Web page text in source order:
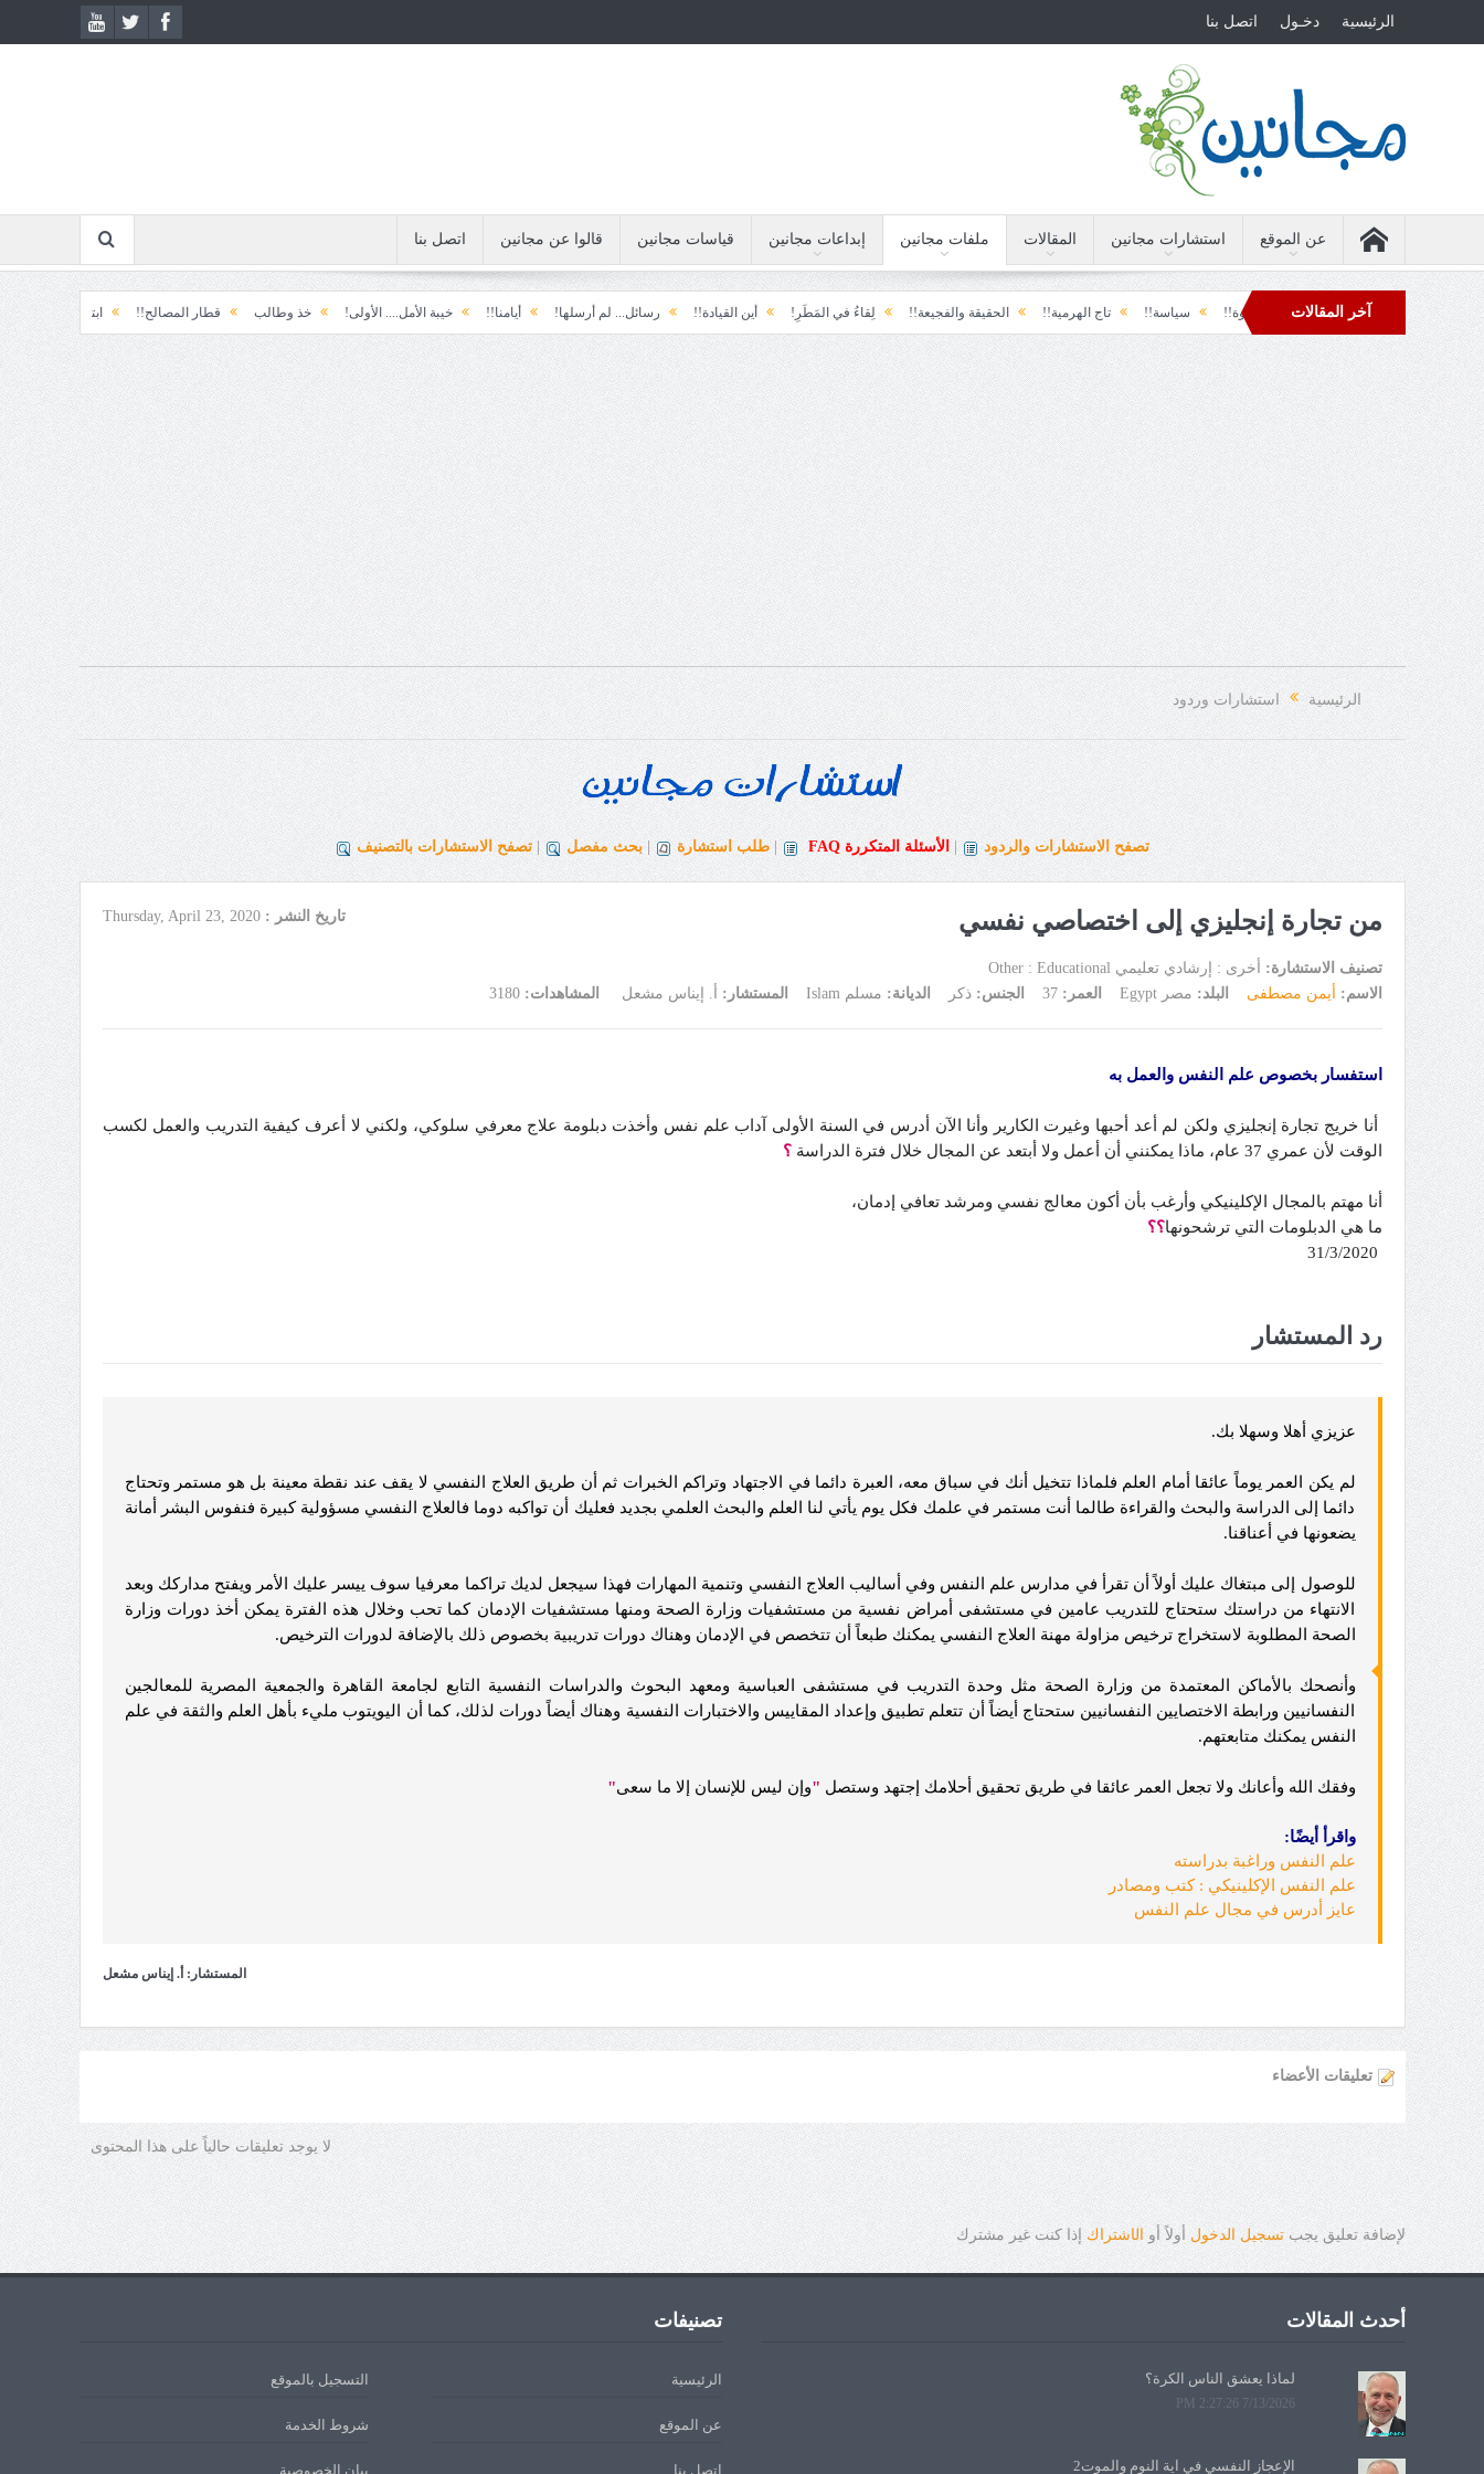
الرئيسية دخـول اتصل بنا
عن الموقع استشارات مجانين المقالات ملفات مجانين إبداعات مجانين قياسات مجانين قالوا عن مجانين اتصل بنا
آخر المقالات والسياسة!! لحظة نشوة!! سياسة!! تاج الهرمية!! الحقيقة والفجيعة!! لِقاءُ في المَطَرِ! أين القيادة!! رسائل... لم أرسلها! أيامنا!! خيبة الأمل.... الأولى! خذ وطالب قطار المصالح!! ابتسامة الطوارئ!
دول تل الرمل!! فوبيا الفرح المفاجئ!
الرئيسية استشارات وردود
تصفح الاستشارات والردود الأسئلة المتكررة FAQ طلب استشارة | بحث مفصل | تصفح الاستشارات بالتصنيف
من تجارة إنجليزي إلى اختصاصي نفسي تاريخ النشر :Thursday, April 23, 2020
تصنيف الاستشارة:
أخرى : إرشادي تعليمي Other : Educational
الاسم:
أيمن مصطفى البلد: مصر Egypt العمر:37 الجنس:ذكر الديانة: مسلم Islam المستشار: أ. إيناس مشعل المشاهدات:3180
استفسار بخصوص علم النفس والعمل به
أنا خريج تجارة إنجليزي ولكن لم أعد أحبها وغيرت الكارير وأنا الآن أدرس في السنة الأولى آداب علم نفس وأخذت دبلومة علاج معرفي سلوكي، ولكني لا أعرف كيفية التدريب والعمل لكسب
الوقت لأن عمري 37 عام، ماذا يمكنني أن أعمل ولا أبتعد عن المجال خلال فترة الدراسة
؟
أنا مهتم بالمجال الإكلينيكي وأرغب بأن أكون معالج نفسي ومرشد تعافي إدمان،
ما هي الدبلومات التي ترشحونها؟؟
رد المستشار
عزيزي أهلا وسهلا بك.
لم يكن العمر يوماً عائقا أمام العلم فلماذا تتخيل أنك في سباق معه، العبرة دائما في الاجتهاد وتراكم الخبرات ثم أن طريق العلاج النفسي لا يقف عند نقطة معينة بل هو مستمر وتحتاج
دائما إلى الدراسة والبحث والقراءة طالما أنت مستمر في علمك فكل يوم يأتي لنا العلم والبحث العلمي بجديد فعليك أن تواكبه دوما فالعلاج النفسي مسؤولية كبيرة فنفوس البشر أمانة
يضعونها في أعناقنا.
للوصول إلى مبتغاك عليك أولاً أن تقرأ في مدارس علم النفس وفي أساليب العلاج النفسي وتنمية المهارات فهذا سيجعل لديك تراكما معرفيا سوف ييسر عليك الأمر ويفتح مداركك وبعد
الانتهاء من دراستك ستحتاج للتدريب عامين في مستشفى أمراض نفسية من مستشفيات وزارة الصحة ومنها مستشفيات الإدمان كما تحب وخلال هذه الفترة يمكن أخذ دورات وزارة
الصحة المطلوبة لاستخراج ترخيص مزاولة مهنة العلاج النفسي يمكنك طبعاً أن تتخصص في الإدمان وهناك دورات تدريبية بخصوص ذلك بالإضافة لدورات الترخيص.
وأنصحك بالأماكن المعتمدة من وزارة الصحة مثل وحدة التدريب في مستشفى العباسية ومعهد البحوث والدراسات النفسية التابع لجامعة القاهرة والجمعية المصرية للمعالجين
النفسانيين ورابطة الاختصايين النفسانيين ستحتاج أيضاً أن تتعلم تطبيق وإعداد المقاييس والاختبارات النفسية وهناك أيضاً دورات لذلك، كما أن اليويتوب مليء بأهل العلم والثقة في علم
النفس يمكنك متابعتهم.
وفقك الله وأعانك ولا تجعل العمر عائقا في طريق تحقيق أحلامك إجتهد وستصل "وإن ليس للإنسان إلا ما سعى"
واقرأ أيضًا:
علم النفس وراغبة بدراسته
علم النفس الإكلينيكي : كتب ومصادر
عايز أدرس في مجال علم النفس
المستشار: أ. إيناس مشعل
تعليقات الأعضاء
لا يوجد تعليقات حالياً على هذا المحتوى
لإضافة تعليق يجبتسجيل الدخولأولاً أو الاشتراك إذا كنت غير مشترك
أحدث المقالات
لماذا يعشق الناس الكرة؟
7/13/2026 2:27:26 PM
الإعجاز النفسي في آية النوم والموت2
تصنيفات
الرئيسية التسجيل بالموقع
عن الموقع شروط الخدمة
اتصل بنا بيان الخصوصية